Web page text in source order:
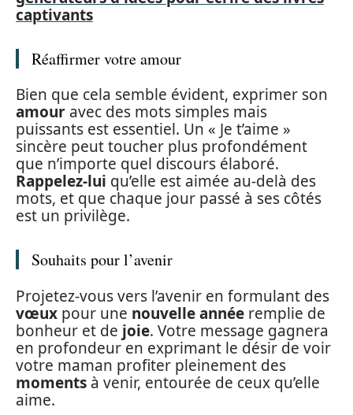
captivants
Réaffirmer votre amour
Bien que cela semble évident, exprimer son
amour avec des mots simples mais
puissants est essentiel. Un « Je t’aime »
sincère peut toucher plus profondément
que n’importe quel discours élaboré.
Rappelez-lui qu’elle est aimée au-delà des
mots, et que chaque jour passé à ses côtés
est un privilège.
Souhaits pour l’avenir
Projetez-vous vers l’avenir en formulant des
vœux pour une nouvelle année remplie de
bonheur et de joie. Votre message gagnera
en profondeur en exprimant le désir de voir
votre maman profiter pleinement des
moments à venir, entourée de ceux qu’elle
aime.